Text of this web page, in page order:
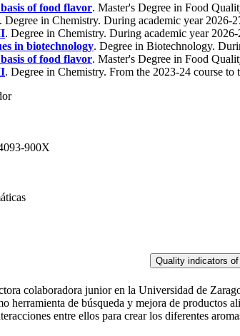
of food flavor. Master's Degree in Food
. Degree in Chemistry. During academic year 2026-
. Degree in Chemistry. During academic year 2026-
in biotechnology. Degree in Biotechnology.
of food flavor. Master's Degree in Food
. Degree in Chemistry. From the 2023-24 course to
900X
colaboradora junior en la Universidad de
herramienta de búsqueda y mejora de productos
entre ellos para crear los diferentes